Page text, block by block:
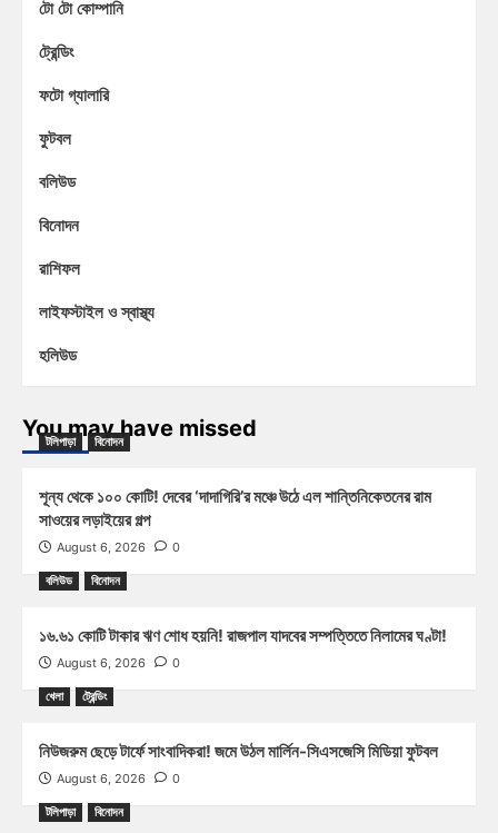
টো টো কোম্পানি
ট্রেন্ডিং
ফটো গ্যালারি
ফুটবল
বলিউড
বিনোদন
রাশিফল
লাইফস্টাইল ও স্বাস্থ্য
হলিউড
You may have missed
টলিপাড়া বিনোদন
শূন্য থেকে ১০০ কোটি! দেবের ‘দাদাগিরি’র মঞ্চে উঠে এল শান্তিনিকেতনের রাম
সাওয়ের লড়াইয়ের গল্প
August 6, 2026 0
বলিউড বিনোদন
১৬.৬১ কোটি টাকার ঋণ শোধ হয়নি! রাজপাল যাদবের সম্পত্তিতে নিলামের ঘণ্টা!
August 6, 2026 0
খেলা ট্রেন্ডিং
নিউজরুম ছেড়ে টার্ফে সাংবাদিকরা! জমে উঠল মার্লিন-সিএসজেসি মিডিয়া ফুটবল
August 6, 2026 0
টলিপাড়া বিনোদন